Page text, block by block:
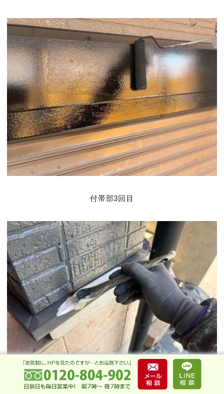
付帯部3回目